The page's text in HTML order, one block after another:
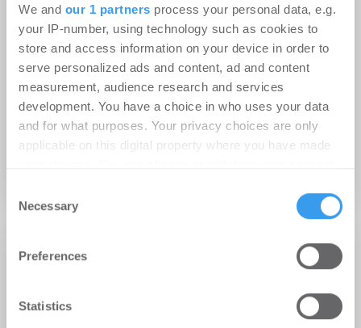
We and our 1 partners process your personal data, e.g.
your IP-number, using technology such as cookies to
store and access information on your device in order to
serve personalized ads and content, ad and content
measurement, audience research and services
development. You have a choice in who uses your data
and for what purposes. Your privacy choices are only
applicable on this digital property where you have made
the Privacy trigger icon.
Find out more about how your personal data is processed
and set your preferences in the
We use cookies to personalise content and ads, to
provide social media features and to analyse our traffic.
Selection
Necessary
Preferences
Statistics
Top News
10.08.2023
Willem Steffen und Dr. Harald Moll haben neue
Führungspositionen bei der HT Group
07.08.2023
Head of Strategy and Client Capital